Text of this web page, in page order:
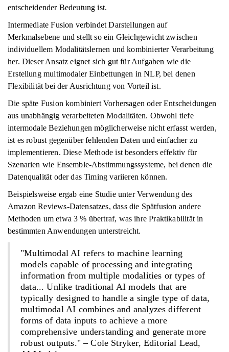
entscheidender Bedeutung ist.
Intermediate Fusion verbindet Darstellungen auf
Merkmalsebene und stellt so ein Gleichgewicht zwischen
individuellem Modalitätslernen und kombinierter Verarbeitung
her. Dieser Ansatz eignet sich gut für Aufgaben wie die
Erstellung multimodaler Einbettungen in NLP, bei denen
Flexibilität bei der Ausrichtung von Vorteil ist.
Die späte Fusion kombiniert Vorhersagen oder Entscheidungen
aus unabhängig verarbeiteten Modalitäten. Obwohl tiefe
intermodale Beziehungen möglicherweise nicht erfasst werden,
ist es robust gegenüber fehlenden Daten und einfacher zu
implementieren. Diese Methode ist besonders effektiv für
Szenarien wie Ensemble-Abstimmungssysteme, bei denen die
Datenqualität oder das Timing variieren können.
Beispielsweise ergab eine Studie unter Verwendung des
Amazon Reviews-Datensatzes, dass die Spätfusion andere
Methoden um etwa 3 % übertraf, was ihre Praktikabilität in
bestimmten Anwendungen unterstreicht.
"Multimodal AI refers to machine learning
models capable of processing and integrating
information from multiple modalities or types of
data... Unlike traditional AI models that are
typically designed to handle a single type of data,
multimodal AI combines and analyzes different
forms of data inputs to achieve a more
comprehensive understanding and generate more
robust outputs." – Cole Stryker, Editorial Lead,